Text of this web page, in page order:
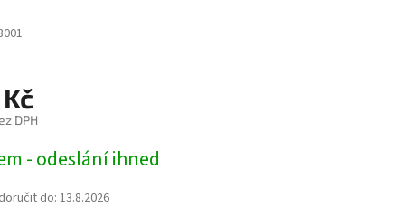
DPH
- odeslání ihned
do: 13.8.2026